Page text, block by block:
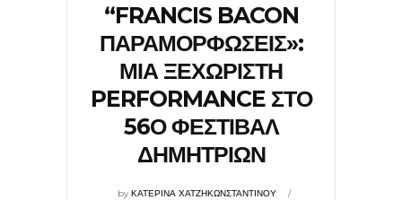
“FRANCIS BACON
ΠΑΡΑΜΟΡΦΩΣΕΙΣ»:
ΜΙΑ ΞΕΧΩΡΙΣΤΗ
PERFORMANCE ΣΤΟ
56Ο ΦΕΣΤΙΒΑΛ
ΔΗΜΗΤΡΙΩΝ
byΚΑΤΕΡΙΝΑ ΧΑΤΖΗΚΩΝΣΤΑΝΤΙΝΟΥ